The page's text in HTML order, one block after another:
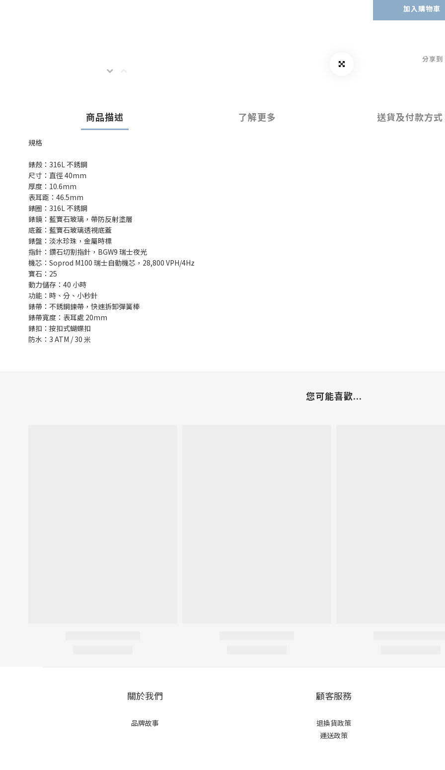
加入購物車
分享到
商品描述 了解更多 送貨及付款方式
規格
錶殼：316L 不銹鋼
尺寸：直徑 40mm
厚度：10.6mm
表耳距：46.5mm
錶圈：316L 不銹鋼
錶鏡：藍寶石玻璃，帶防反射塗層
底蓋：藍寶石玻璃透視底蓋
錶盤：淡水珍珠，金屬時標
指針：鑽石切割指針，BGW9 瑞士夜光
機芯：Soprod M100 瑞士自動機芯，28,800 VPH/4Hz
寶石：25
動力儲存：40 小時
功能：時、分、小秒針
錶帶：不銹鋼鍊帶，快速拆卸彈簧棒
錶帶寬度：表耳處 20mm
錶扣：按扣式蝴蝶扣
防水：3 ATM / 30 米
您可能喜歡...
關於我們
品牌故事
顧客服務
退換貨政策
運送政策